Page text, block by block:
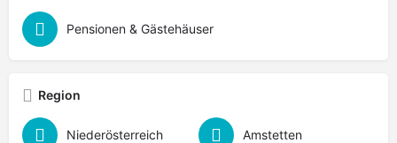
Pensionen & Gästehäuser
Region
Niederösterreich Amstetten